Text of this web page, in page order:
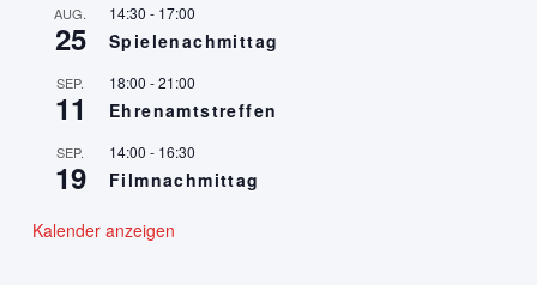
AUG.
25
14:30 - 17:00
Spielenachmittag
SEP.
11
18:00 -21:00
Ehrenamtstreffen
SEP.
19
14:00 - 16:30
Filmnachmittag
Kalender anzeigen